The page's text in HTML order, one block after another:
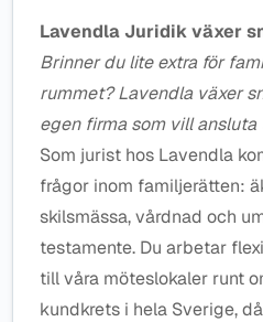
Lavendla Juridik växer
Brinner du lite extra för
rummet? Lavendla växer
egen firma som vill
Som jurist hos Lavendla
frågor inom familjerätten:
skilsmässa, vårdnad och
testamente. Du arbetar
till våra möteslokaler runt
kundkrets i hela Sverige,